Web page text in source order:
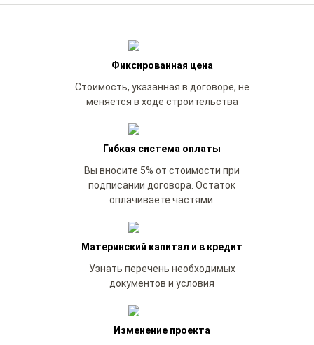
Фиксированная цена
Стоимость, указанная в договоре, не
меняется в ходе строительства
Гибкая система оплаты
Вы вносите 5% от стоимости при
подписании договора. Остаток
оплачиваете частями.
Материнский капитал и в кредит
Узнать перечень необходимых
документов и условия
Изменение проекта